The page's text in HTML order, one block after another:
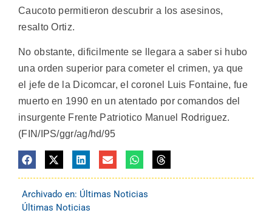
Caucoto permitieron descubrir a los asesinos,
resalto Ortiz.
No obstante, dificilmente se llegara a saber si hubo
una orden superior para cometer el crimen, ya que
el jefe de la Dicomcar, el coronel Luis Fontaine, fue
muerto en 1990 en un atentado por comandos del
insurgente Frente Patriotico Manuel Rodriguez.
(FIN/IPS/ggr/ag/hd/95
Archivado en: Últimas Noticias
Últimas Noticias